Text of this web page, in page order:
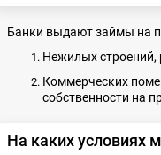
Банки выдают займы на
Нежилых строений,
Коммерческих
собственности на
На каких условиях